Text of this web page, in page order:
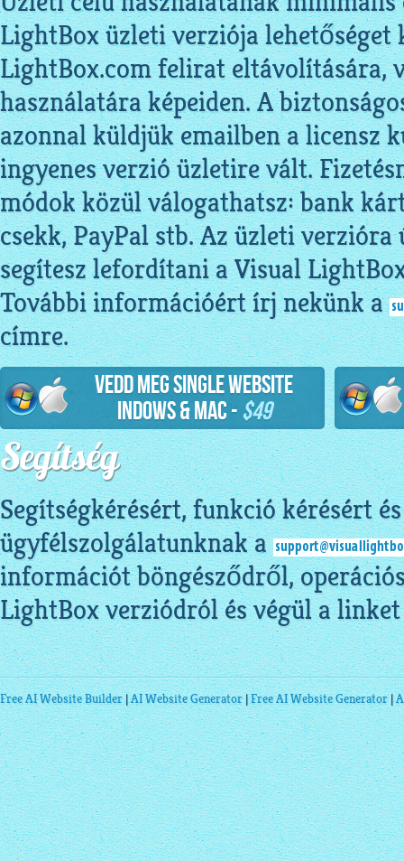
LightBox üzleti verziója lehetőséget
LightBox.com felirat eltávolítására,
használatára képeiden. A
azonnal küldjük emailben a licensz
ingyenes verzió üzletire vált.
módok közül válogathatsz: bank
csekk, PayPal stb. Az üzleti verzióra
segítesz lefordítani a Visual
További információért írj nekünk a
címre.
Vedd meg Single Website
indows & Mac - $49
Segítség
Segítségkérésért, funkció kérésért
ügyfélszolgálatunknak a
információt böngésződről,
LightBox verziódról és végül a
Free AI Website Builder|AI Website Generator|Free AI Website Generator|